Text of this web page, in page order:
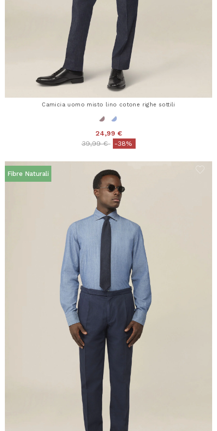
Camicia uomo misto lino cotone righe sottili
24,99 €
Price reduced from
39,99 €to-38%
Fibre Naturali